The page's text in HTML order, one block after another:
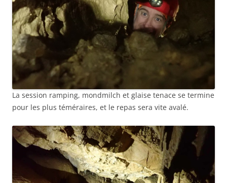
La session ramping, mondmilch et glaise tenace se termine
pour les plus téméraires, et le repas sera vite avalé.